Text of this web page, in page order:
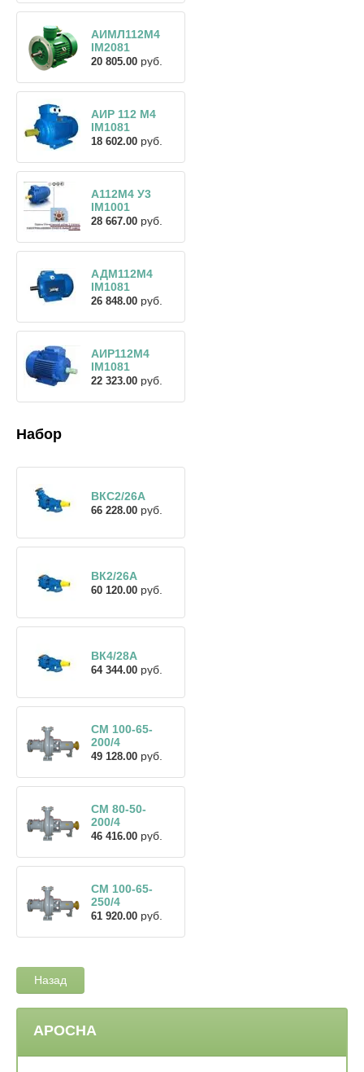
АИМЛ112М4
IM2081
20 805.00 руб.
АИР 112 М4
IM1081
18 602.00 руб.
A112M4 У3
IM1001
28 667.00 руб.
АДМ112М4
IM1081
26 848.00 руб.
АИР112М4
IM1081
22 323.00 руб.
Набор
ВКС2/26А
66 228.00 руб.
ВК2/26А
60 120.00 руб.
ВК4/28А
64 344.00 руб.
СМ 100-65-
200/4
49 128.00 руб.
СМ 80-50-
200/4
46 416.00 руб.
СМ 100-65-
250/4
61 920.00 руб.
Назад
АРОСНА